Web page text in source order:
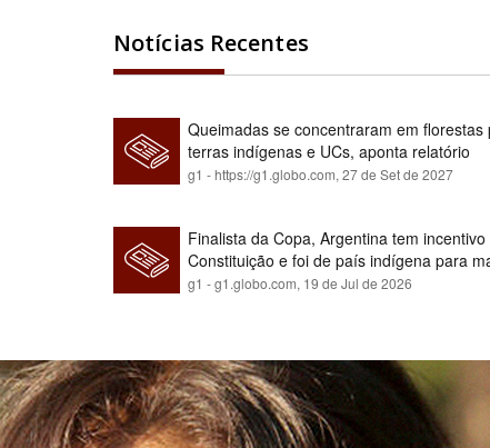
Notícias Recentes
Queimadas se concentraram em
terras indígenas e UCs, aponta relatório
g1 - https://g1.globo.com, 27 de Set de 2027
Finalista da Copa, Argentina tem
Constituição e foi de país indígena para
g1 - g1.globo.com, 19 de Jul de 2026